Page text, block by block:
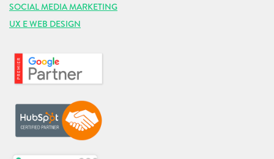
SOCIAL MEDIA MARKETING
UX E WEB DESIGN